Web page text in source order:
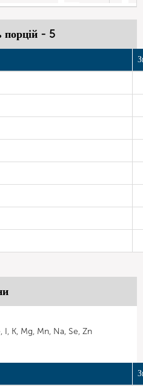
порцій - 5
I, K, Mg, Mn, Na, Se, Zn